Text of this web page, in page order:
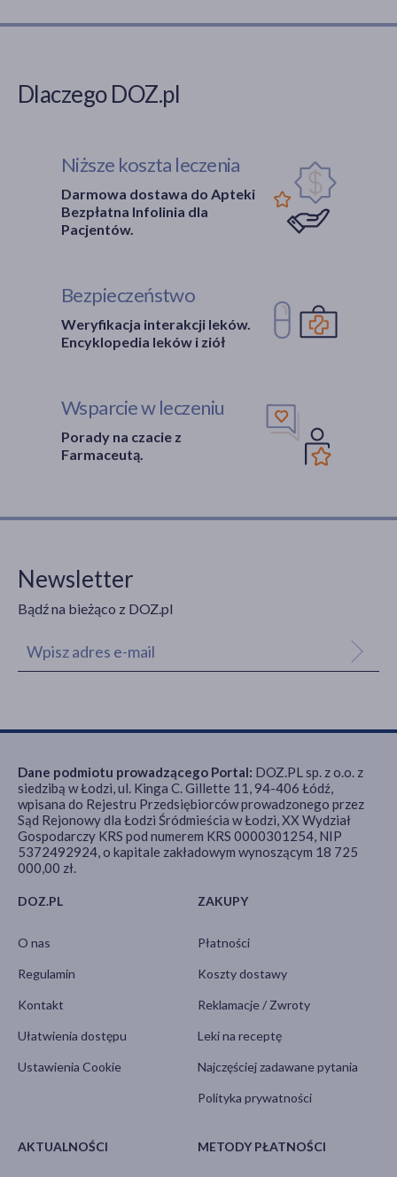
Dlaczego DOZ.pl
Niższe koszta leczenia
Darmowa dostawa do Apteki
Bezpłatna Infolinia dla
Pacjentów.
Bezpieczeństwo
Weryfikacja interakcji leków.
Encyklopedia leków i ziół
Wsparcie w leczeniu
Porady na czacie z
Farmaceutą.
Newsletter
Bądź na bieżąco z DOZ.pl
DOZ.PL
O nas
Regulamin
Kontakt
Ułatwienia dostępu
Ustawienia Cookie
ZAKUPY
Płatności
Koszty dostawy
Reklamacje / Zwroty
Leki na receptę
Najczęściej zadawane pytania
Polityka prywatności
AKTUALNOŚCI METODY PŁATNOŚCI
Dane podmiotu prowadzącego Portal: DOZ.PL sp. z o.o. z
siedzibą w Łodzi, ul. Kinga C. Gillette 11, 94-406 Łódź,
wpisana do Rejestru Przedsiębiorców prowadzonego przez
Sąd Rejonowy dla Łodzi Śródmieścia w Łodzi, XX Wydział
Gospodarczy KRS pod numerem KRS 0000301254, NIP
5372492924, o kapitale zakładowym wynoszącym 18 725
000,00 zł.